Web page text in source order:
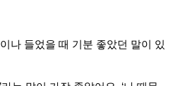
나 들었을 때 기분 좋았던 말이 있